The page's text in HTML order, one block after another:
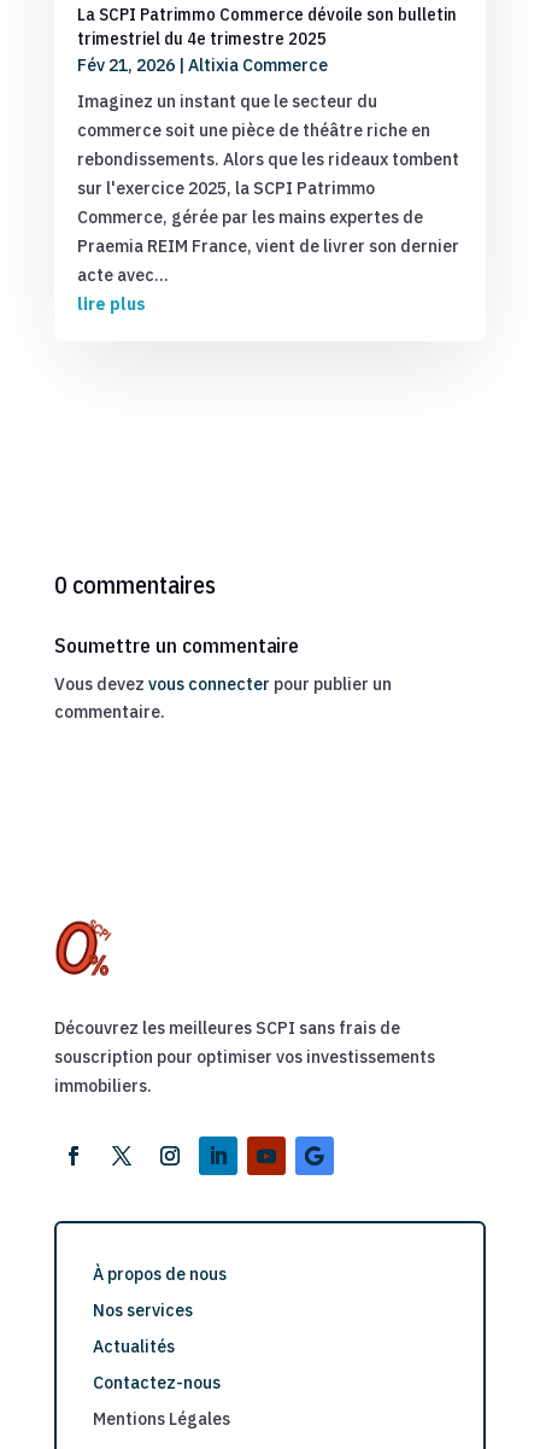
La SCPI Patrimmo Commerce dévoile son bulletin
trimestriel du 4e trimestre 2025
Fév 21, 2026| Altixia Commerce
Imaginez un instant que le secteur du
commerce soit une pièce de théâtre riche en
rebondissements. Alors que les rideaux tombent
sur l'exercice 2025, la SCPI Patrimmo
Commerce, gérée par les mains expertes de
Praemia REIM France, vient de livrer son dernier
acte avec...
lire plus
0 commentaires
Soumettre un commentaire
Vous devez vous connecter pour publier un
commentaire.
Découvrez les meilleures SCPI sans frais de
souscription pour optimiser vos investissements
immobiliers.
À propos de nous
Nos services
Actualités
Contactez-nous
Mentions Légales